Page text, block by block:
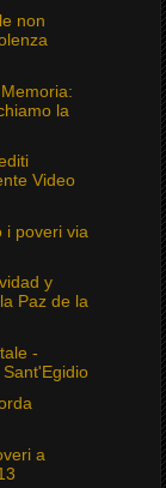
non
la
Video
i poveri via
y
Paz de la
-
a